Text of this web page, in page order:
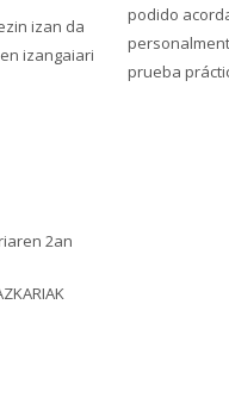
izan da
izangaiari
podido
prueba
2an